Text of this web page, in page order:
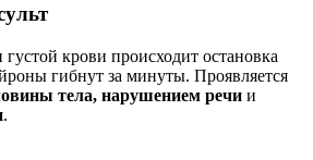
густой крови происходит остановка
гибнут за минуты. Проявляется
тела, нарушением речи и
.